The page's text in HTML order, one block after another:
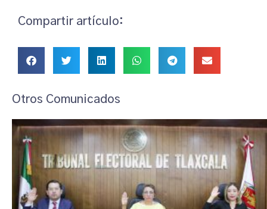
Compartir artículo:
Otros Comunicados